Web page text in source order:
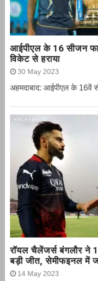
आईपीएल के 16 सीजन
विकेट से हराया
30 May 2023
अहमदाबाद: आईपीएल के 16वें
रॉयल चैलेंजर्स बंगलौर ने
बड़ी जीत, सेमीफइनल में
14 May 2023